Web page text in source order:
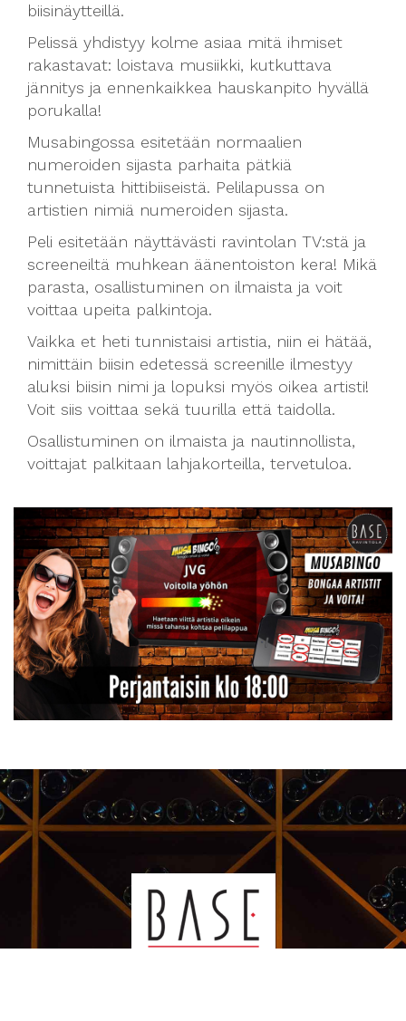
biisinäytteillä.
Pelissä yhdistyy kolme asiaa mitä ihmiset
rakastavat: loistava musiikki, kutkuttava
jännitys ja ennenkaikkea hauskanpito hyvällä
porukalla!
Musabingossa esitetään normaalien
numeroiden sijasta parhaita pätkiä
tunnetuista hittibiiseistä. Pelilapussa on
artistien nimiä numeroiden sijasta.
Peli esitetään näyttävästi ravintolan TV:stä ja
screeneiltä muhkean äänentoiston kera! Mikä
parasta, osallistuminen on ilmaista ja voit
voittaa upeita palkintoja.
Vaikka et heti tunnistaisi artistia, niin ei hätää,
nimittäin biisin edetessä screenille ilmestyy
aluksi biisin nimi ja lopuksi myös oikea artisti!
Voit siis voittaa sekä tuurilla että taidolla.
Osallistuminen on ilmaista ja nautinnollista,
voittajat palkitaan lahjakorteilla, tervetuloa.